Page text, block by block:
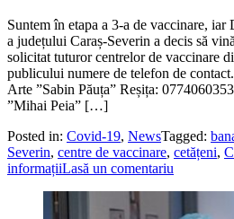
Suntem în etapa a 3-a de vaccinare, iar
a județului Caraș-Severin a decis să
solicitat tuturor centrelor de vaccinare
publicului numere de telefon de
Arte ”Sabin Păuța” Reșița:
”Mihai Peia” […]
Posted in: Covid-19, NewsTagged:
Severin, centre de vaccinare, cetățeni,
informațiiLasă un comentariu